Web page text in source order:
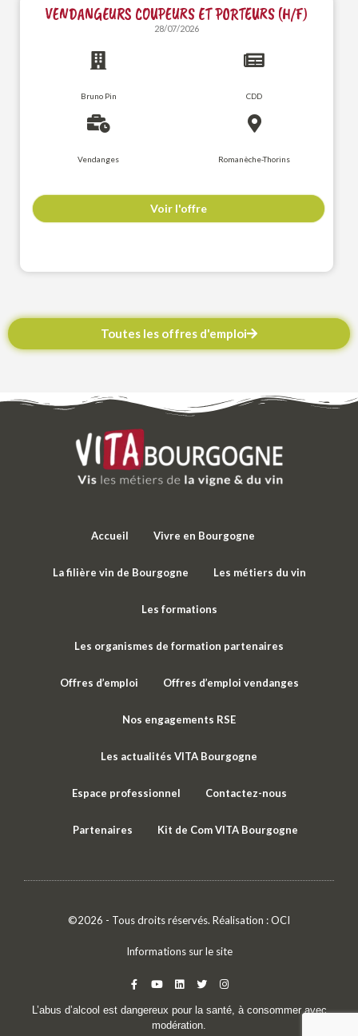
VENDANGEURS COUPEURS ET PORTEURS (H/F)
28/07/2026
Bruno Pin CDD
Vendanges Romanèche-Thorins
Voir l'offre
Toutes les offres d'emploi
Accueil Vivre en Bourgogne
La filière vin de Bourgogne Les métiers du vin
Les formations
Les organismes de formation partenaires
Offres d’emploi Offres d’emploi vendanges
Nos engagements RSE
Les actualités VITA Bourgogne
Espace professionnel Contactez-nous
Partenaires Kit de Com VITA Bourgogne
©2026 - Tous droits réservés. Réalisation :OCI
Informations sur le site
L’abus d’alcool est dangereux pour la santé, à consommer avec
modération.